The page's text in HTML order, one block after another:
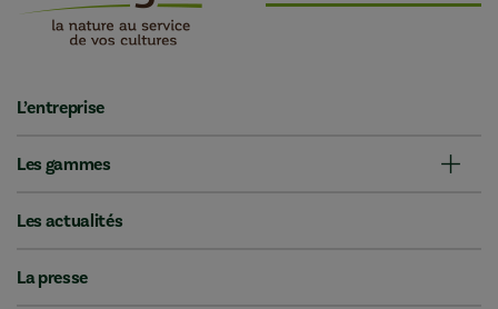
L’entreprise
Les gammes
Les actualités
La presse